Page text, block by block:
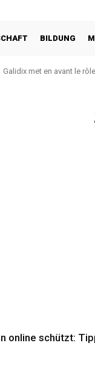
BILDUNG
Galidix met en avant le
online schützt: